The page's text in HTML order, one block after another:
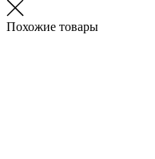
Похожие товары